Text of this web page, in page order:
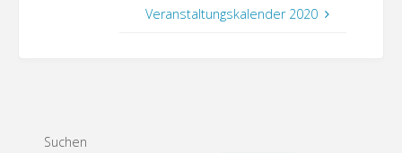
Veranstaltungskalender 2020
Suchen